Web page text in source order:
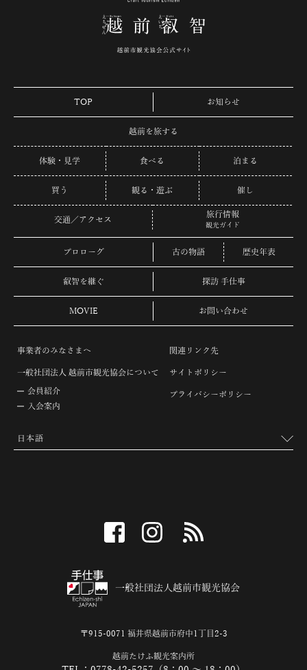
TOP お知らせ
越前を旅する
体験・見学 食べる 泊まる
買う 観る・遊ぶ 催し
交通／アクセス
旅行情報
観光ガイド
プロローグ 古の物語 歴史年表
叡智を継ぐ 探訪 手仕事
MOVIE お問い合わせ
事業者のみなさまへ
一般社団法人 越前市観光協会について
会員紹介
入会案内
関連リンク先
サイトポリシー
プライバシーポリシー
facebook instagram
一般社団法人越前市観光協会
〒915-0071 福井県越前市府中1丁目2-3
越前たけふ観光案内所